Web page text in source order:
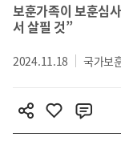
보훈가족이 보훈심
서 살필 것”
2024.11.18 국가보